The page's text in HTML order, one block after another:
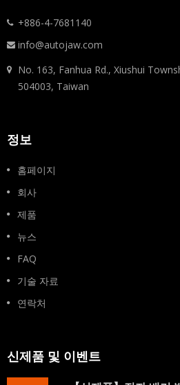
+886-4-7681140
info@autojaw.com
No. 163, Fanhua Rd., Xiushui
504003, Taiwan
정보
홈페이지
회사
제품
뉴스
FAQ
기술 자료
연락처
신제품 및 이벤트